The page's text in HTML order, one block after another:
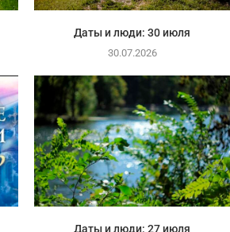
Даты и люди: 30 июля
30.07.2026
Даты и люди: 27 июля